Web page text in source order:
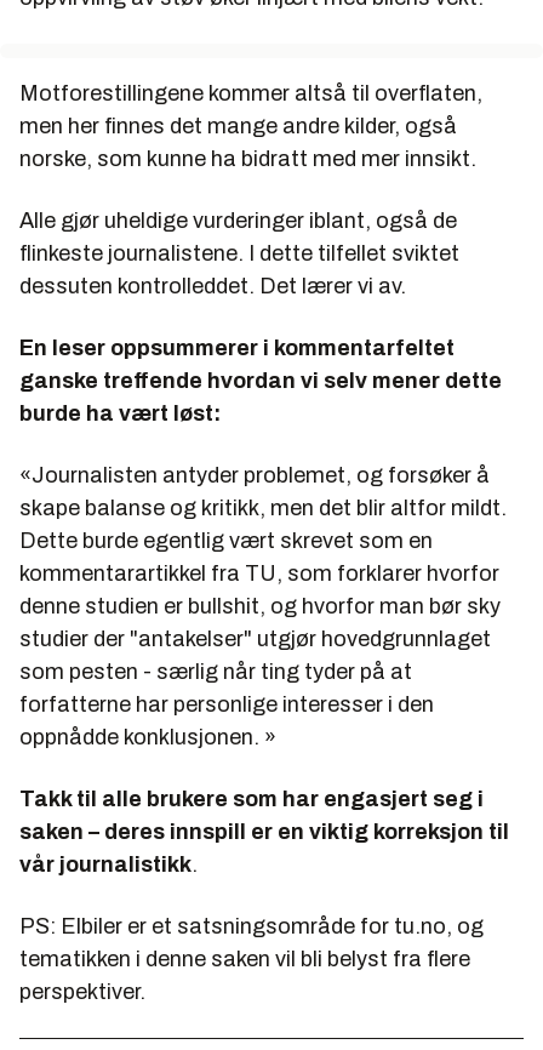
Motforestillingene kommer altså til overflaten,
men her finnes det mange andre kilder, også
norske, som kunne ha bidratt med mer innsikt.
Alle gjør uheldige vurderinger iblant, også de
flinkeste journalistene. I dette tilfellet sviktet
dessuten kontrolleddet. Det lærer vi av.
En leser oppsummerer i kommentarfeltet
ganske treffende hvordan vi selv mener dette
burde ha vært løst:
«Journalisten antyder problemet, og forsøker å
skape balanse og kritikk, men det blir altfor mildt.
Dette burde egentlig vært skrevet som en
kommentarartikkel fra TU, som forklarer hvorfor
denne studien er bullshit, og hvorfor man bør sky
studier der "antakelser" utgjør hovedgrunnlaget
som pesten - særlig når ting tyder på at
forfatterne har personlige interesser i den
oppnådde konklusjonen. »
Takk til alle brukere som har engasjert seg i
saken – deres innspill er en viktig korreksjon til
vår journalistikk.
PS: Elbiler er et satsningsområde for tu.no, og
tematikken i denne saken vil bli belyst fra flere
perspektiver.